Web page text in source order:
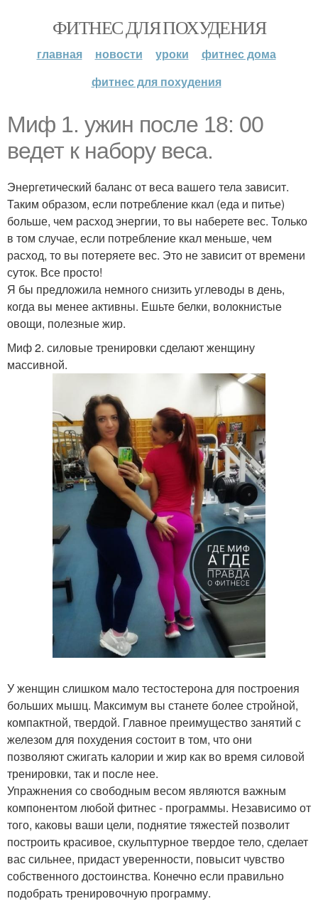
ФИТНЕС ДЛЯ ПОХУДЕНИЯ
главная новости уроки
фитнес дома
фитнес для похудения
Миф 1. ужин после 18: 00
ведет к набору веса.
Энергетический баланс от веса вашего тела зависит.
Таким образом, если потребление ккал (еда и питье)
больше, чем расход энергии, то вы наберете вес. Только
в том случае, если потребление ккал меньше, чем
расход, то вы потеряете вес. Это не зависит от времени
суток. Все просто!
Я бы предложила немного снизить углеводы в день,
когда вы менее активны. Ешьте белки, волокнистые
овощи, полезные жир.
Миф 2. силовые тренировки сделают женщину
массивной.
У женщин слишком мало тестостерона для построения
больших мышц. Максимум вы станете более стройной,
компактной, твердой. Главное преимущество занятий с
железом для похудения состоит в том, что они
позволяют сжигать калории и жир как во время силовой
тренировки, так и после нее.
Упражнения со свободным весом являются важным
компонентом любой фитнес - программы. Независимо от
того, каковы ваши цели, поднятие тяжестей позволит
построить красивое, скульптурное твердое тело, сделает
вас сильнее, придаст уверенности, повысит чувство
собственного достоинства. Конечно если правильно
подобрать тренировочную программу.